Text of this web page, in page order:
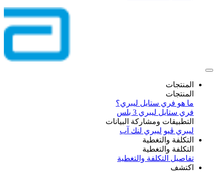
المنتجات
المنتجات
ما هو فري ستايل ليبري؟
فري ستايل ليبري 3 بلس​
التطبيقات ومشاركة البيانات
ليبري ڤيو ليبري لنك آب
التكلفة والتغطية
التكلفة والتغطية
تفاصيل التكلفة والتغطية
اكتشف​